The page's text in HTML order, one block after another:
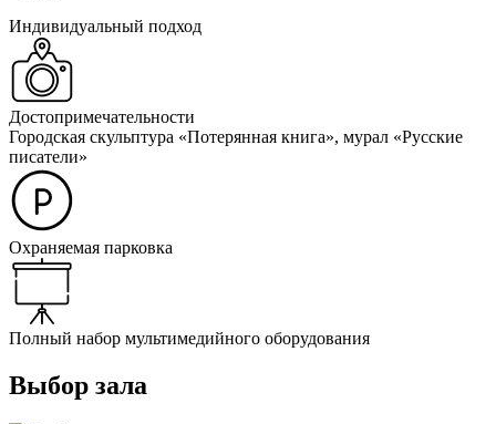
Индивидуальный подход
Достопримечательности
Городская скульптура «Потерянная книга», мурал «Русские
писатели»
Охраняемая парковка
Полный набор мультимедийного оборудования
Выбор зала